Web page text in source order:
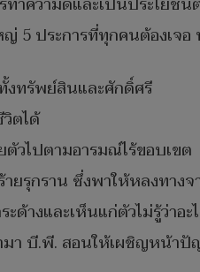
5 ประการที่ทุกคนต้องเจอ
งทรัพย์สินและศักดิ์ศรี
ตได้
วไปตามอารมณ์ไร้ขอบเขต
รุกราน ซึ่งพาให้หลงทางจ
างและเห็นแก่ตัวไม่รู้ว่าอะไ
า บี.พี. สอนให้เผชิญหน้าปั